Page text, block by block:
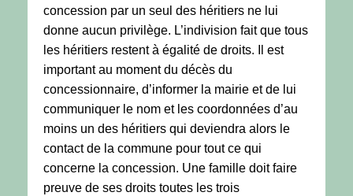
concession par un seul des héritiers ne lui
donne aucun privilège. L’indivision fait que tous
les héritiers restent à égalité de droits. Il est
important au moment du décès du
concessionnaire, d’informer la mairie et de lui
communiquer le nom et les coordonnées d’au
moins un des héritiers qui deviendra alors le
contact de la commune pour tout ce qui
concerne la concession. Une famille doit faire
preuve de ses droits toutes les trois